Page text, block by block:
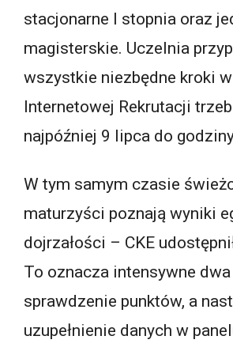
stacjonarne I stopnia oraz
magisterskie. Uczelnia
wszystkie niezbędne kroki
Internetowej Rekrutacji
najpóźniej 9 lipca do
W tym samym czasie
maturzyści poznają wyniki
dojrzałości – CKE
To oznacza intensywne
sprawdzenie punktów, a
uzupełnienie danych w